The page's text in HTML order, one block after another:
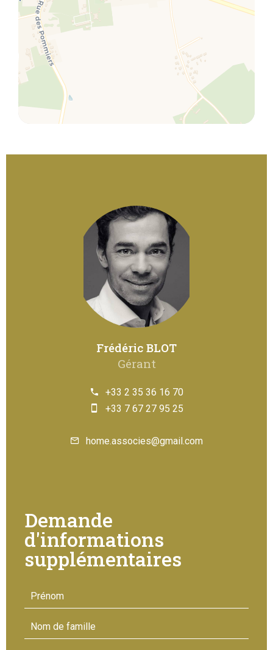
Frédéric BLOT
Gérant
+33 2 35 36 16 70
+33 7 67 27 95 25
home.associes@gmail.com
Demande
d'informations
supplémentaires